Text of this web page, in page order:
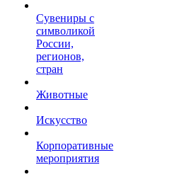
Сувениры с
символикой
России,
регионов,
стран
Животные
Искусство
Корпоративные
мероприятия